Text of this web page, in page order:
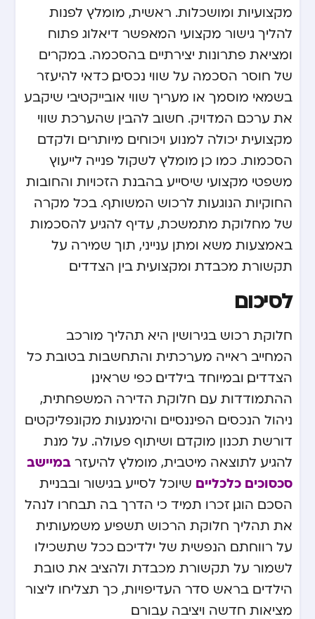
מקצועיות ומושכלות. ראשית, מומלץ לפנות
להליך גישור מקצועי המאפשר דיאלוג פתוח
ומציאת פתרונות יצירתיים בהסכמה. במקרים
של חוסר הסכמה על שווי נכסים, כדאי להיעזר
בשמאי מוסמך או מעריך שווי אובייקטיבי שיקבע
את ערכם המדויק. חשוב להבין שהערכת שווי
מקצועית יכולה למנוע ויכוחים מיותרים ולקדם
הסכמות. כמו כן, מומלץ לשקול פנייה לייעוץ
משפטי מקצועי שיסייע בהבנת הזכויות והחובות
החוקיות הנוגעות לרכוש המשותף. בכל מקרה
של מחלוקת מתמשכת, עדיף להגיע להסכמות
באמצעות משא ומתן ענייני, תוך שמירה על
תקשורת מכבדת ומקצועית בין הצדדים.
לסיכום
חלוקת רכוש בגירושין היא תהליך מורכב
המחייב ראייה מערכתית והתחשבות בטובת כל
הצדדים, ובמיוחד בילדים. כפי שראינו,
ההתמודדות עם חלוקת הדירה המשפחתית,
ניהול הנכסים הפיננסיים והימנעות מקונפליקטים
דורשת תכנון מוקדם ושיתוף פעולה. על מנת
להגיע לתוצאה מיטבית, מומלץ להיעזרבמיישב
סכסוכים כלכליים שיוכל לסייע בגישור ובבניית
הסכם הוגן. זכרו תמיד כי הדרך בה תבחרו לנהל
את תהליך חלוקת הרכוש תשפיע משמעותית
על רווחתם הנפשית של ילדיכם. ככל שתשכילו
לשמור על תקשורת מכבדת ולהציב את טובת
הילדים בראש סדר העדיפויות, כך תצליחו ליצור
מציאות חדשה ויציבה עבורם.